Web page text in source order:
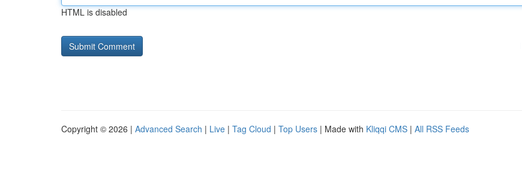
HTML is disabled
Copyright © 2026 | Advanced Search | Live | Tag Cloud | Top Users | Made with Kliqqi CMS | All RSS Feeds